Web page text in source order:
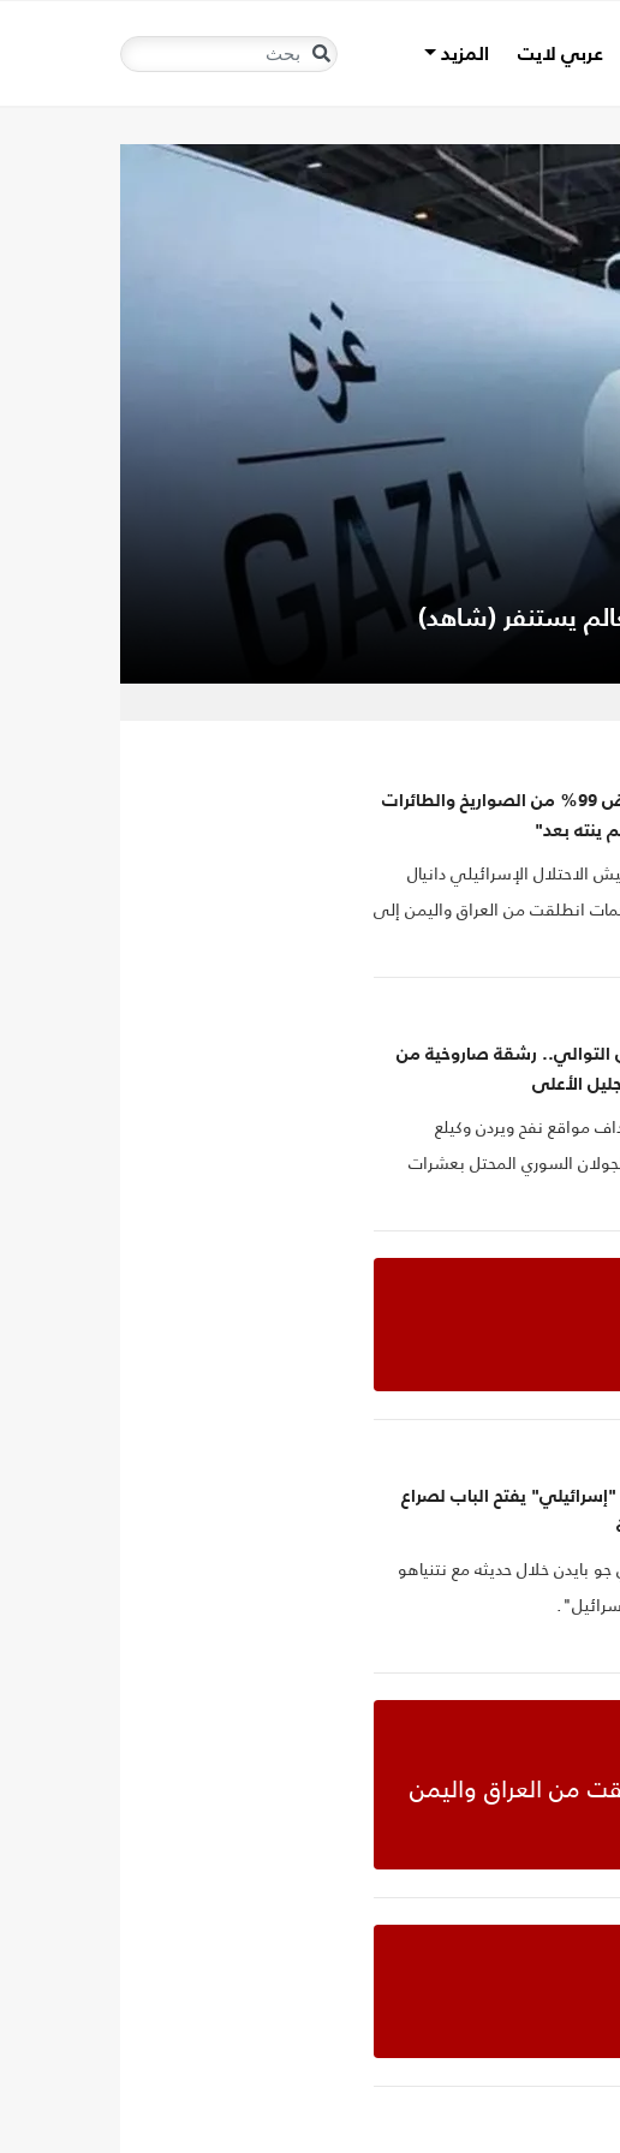
عربي لايت المزيد
يستنفر (شاهد)
الاحتلال بزعم اعتراض 99% من الصواريخ والطائرات
ينته بعد"
الاحتلال الإسرائيلي دانيال
انطلقت من العراق واليمن إلى
التوالي.. رشقة صاروخية من
الأعلى
مواقع نفح ويردن وكيلع
السوري المحتل بعشرات
يفتح الباب لصراع
بايدن خلال حديثه مع نتنياهو
من العراق واليمن